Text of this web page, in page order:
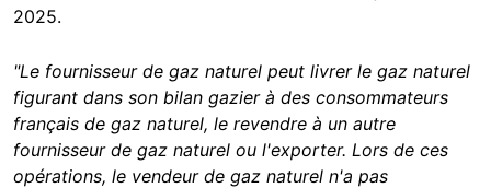
2025.
"Le fournisseur de gaz naturel peut livrer le gaz naturel
figurant dans son bilan gazier à des consommateurs
français de gaz naturel, le revendre à un autre
fournisseur de gaz naturel ou l'exporter. Lors de ces
opérations, le vendeur de gaz naturel n'a pas